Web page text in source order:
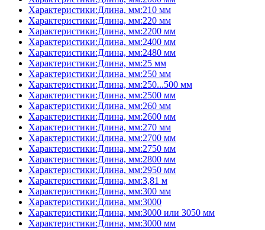
Характеристики:Длина, мм:210 мм
Характеристики:Длина, мм:220 мм
Характеристики:Длина, мм:2200 мм
Характеристики:Длина, мм:2400 мм
Характеристики:Длина, мм:2480 мм
Характеристики:Длина, мм:25 мм
Характеристики:Длина, мм:250 мм
Характеристики:Длина, мм:250...500 мм
Характеристики:Длина, мм:2500 мм
Характеристики:Длина, мм:260 мм
Характеристики:Длина, мм:2600 мм
Характеристики:Длина, мм:270 мм
Характеристики:Длина, мм:2700 мм
Характеристики:Длина, мм:2750 мм
Характеристики:Длина, мм:2800 мм
Характеристики:Длина, мм:2950 мм
Характеристики:Длина, мм:3,81 м
Характеристики:Длина, мм:300 мм
Характеристики:Длина, мм:3000
Характеристики:Длина, мм:3000 или 3050 мм
Характеристики:Длина, мм:3000 мм